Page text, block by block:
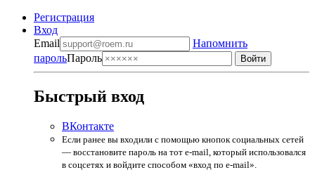
Регистрация
Вход
Email
Напомнить
парольПароль
Быстрый вход
ВКонтакте
Если ранее вы входили с помощью кнопок социальных сетей
— восстановите пароль на тот e-mail, который использовался
в соцсетях и войдите способом «вход по e-mail».